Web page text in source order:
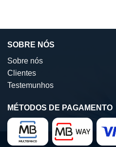
SOBRE NÓS
Sobre nós
Clientes
Testemunhos
MÉTODOS DE PAGAMENTO